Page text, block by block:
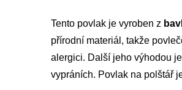
Tento povlak je vyroben z
přírodní materiál, takže
alergici. Další jeho výhodou
vypráních. Povlak na polštář